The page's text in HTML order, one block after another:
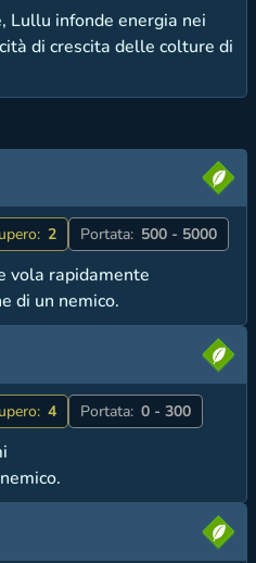
Lullu infonde energia nei
di crescita delle colture di
2 Portata: 500 - 5000
vola rapidamente
di un nemico.
4 Portata: 0 - 300